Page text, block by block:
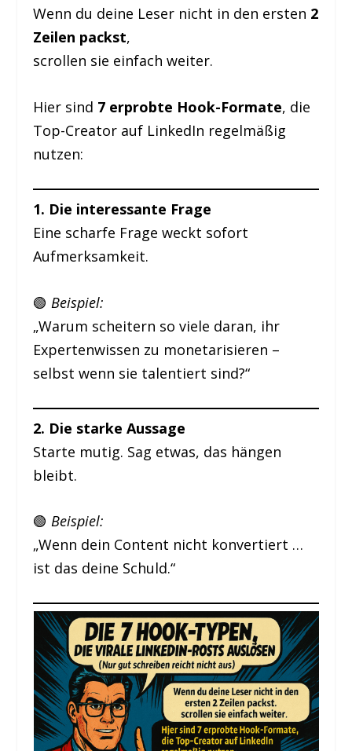
Wenn du deine Leser nicht in den ersten 2
Zeilen packst,
scrollen sie einfach weiter.
Hier sind 7 erprobte Hook-Formate, die
Top-Creator auf LinkedIn regelmäßig
nutzen:
1. Die interessante Frage
Eine scharfe Frage weckt sofort
Aufmerksamkeit.
🟢 Beispiel:
„Warum scheitern so viele daran, ihr
Expertenwissen zu monetarisieren –
selbst wenn sie talentiert sind?“
2. Die starke Aussage
Starte mutig. Sag etwas, das hängen
bleibt.
🟢Beispiel:
„Wenn dein Content nicht konvertiert …
ist das deine Schuld.“